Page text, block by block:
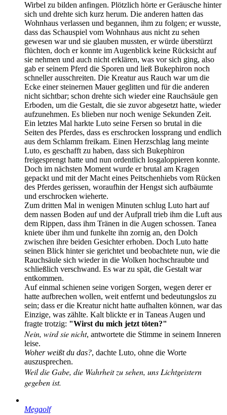
Wirbel zu bilden anfingen. Plötzlich hörte er Geräusche hinter
sich und drehte sich kurz herum. Die anderen hatten das
Wohnhaus verlassen und begannen, ihm zu folgen; er wusste,
dass das Schauspiel vom Wohnhaus aus nicht zu sehen
gewesen war und sie glauben mussten, er würde überstürzt
flüchten, doch er konnte im Augenblick keine Rücksicht auf
sie nehmen und auch nicht erklären, was vor sich ging, also
gab er seinem Pferd die Sporen und ließ Bukephiron noch
schneller ausschreiten. Die Kreatur aus Rauch war um die
Ecke einer steinernen Mauer geglitten und für die anderen
nicht sichtbar; schon drehte sich wieder eine Rauchsäule gen
Erboden, um die Gestalt, die sie zuvor abgesetzt hatte, wieder
aufzunehmen. Es blieben nur noch wenige Sekunden Zeit.
Ein letztes Mal harkte Luto seine Fersen so brutal in die
Seiten des Pferdes, dass es erschrocken lossprang und endlich
aus dem Schlamm freikam. Einen Herzschlag lang meinte
Luto, es geschafft zu haben, dass sich Bukephiron
freigesprengt hatte und nun ordentlich losgaloppieren konnte.
Doch im nächsten Moment wurde er brutal am Kragen
gepackt und mit der Macht eines Peitschenhiebs vom Rücken
des Pferdes gerissen, woraufhin der Hengst sich aufbäumte
und erschrocken wieherte.
Zum dritten Mal in wenigen Minuten schlug Luto hart auf
dem nassen Boden auf und der Aufprall trieb ihm die Luft aus
dem Rippen, dass ihm Tränen in die Augen schossen. Tanea
kniete über ihm und funkelte ihn zornig an, den Dolch
zwischen ihre beiden Gesichter erhoben. Doch Luto hatte
seinen Blick hinter sie gerichtet und beobachtete nun, wie die
Rauchsäule sich wieder in die Wolken hochschraubte und
schließlich verschwand. Es war zu spät, die Gestalt war
entkommen.
Auf einmal schienen seine vorigen Sorgen, wegen derer er
hatte aufbrechen wollen, weit entfernt und bedeutungslos zu
sein; dass er die Kreatur nicht hatte aufhalten können, war das
Einzige, was zählte. Kalt blickte er in Taneas Augen und
fragte trotzig: "Wirst du mich jetzt töten?"
Nein, wird sie nicht, antwortete die Stimme in seinem Inneren
leise.
Woher weißt du das?, dachte Luto, ohne die Worte
auszusprechen.
Weil die Gabe, die Wahrheit zu sehen, uns Lichtgeistern
gegeben ist.
Megaolf